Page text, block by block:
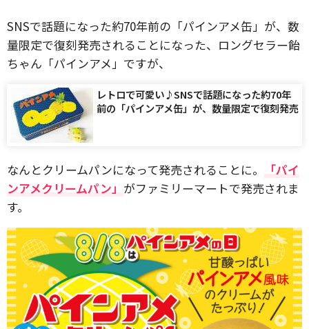
SNSで話題になった約70年前の「パインアメ缶」が、数
量限定で復刻発売されることになった、ロングセラー飴
ちゃん「パインアメ」ですが、
レトロで可愛い♪SNSで話題になった約70年
前の「パインアメ缶」が、数量限定で復刻発売
なんとクリームパンになって発売されることに。
「パイ
ンアメクリームパン」 がファミリーマートで発売されま
す。